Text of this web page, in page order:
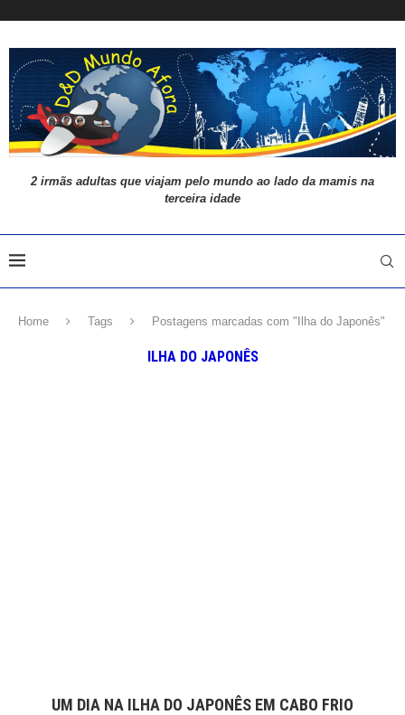
2 irmãs adultas que viajam pelo mundo ao lado da mamis na
terceira idade
Home Tags Postagens marcadas com "Ilha do Japonês"
ILHA DO JAPONÊS
UM DIA NA ILHA DO JAPONÊS EM CABO FRIO